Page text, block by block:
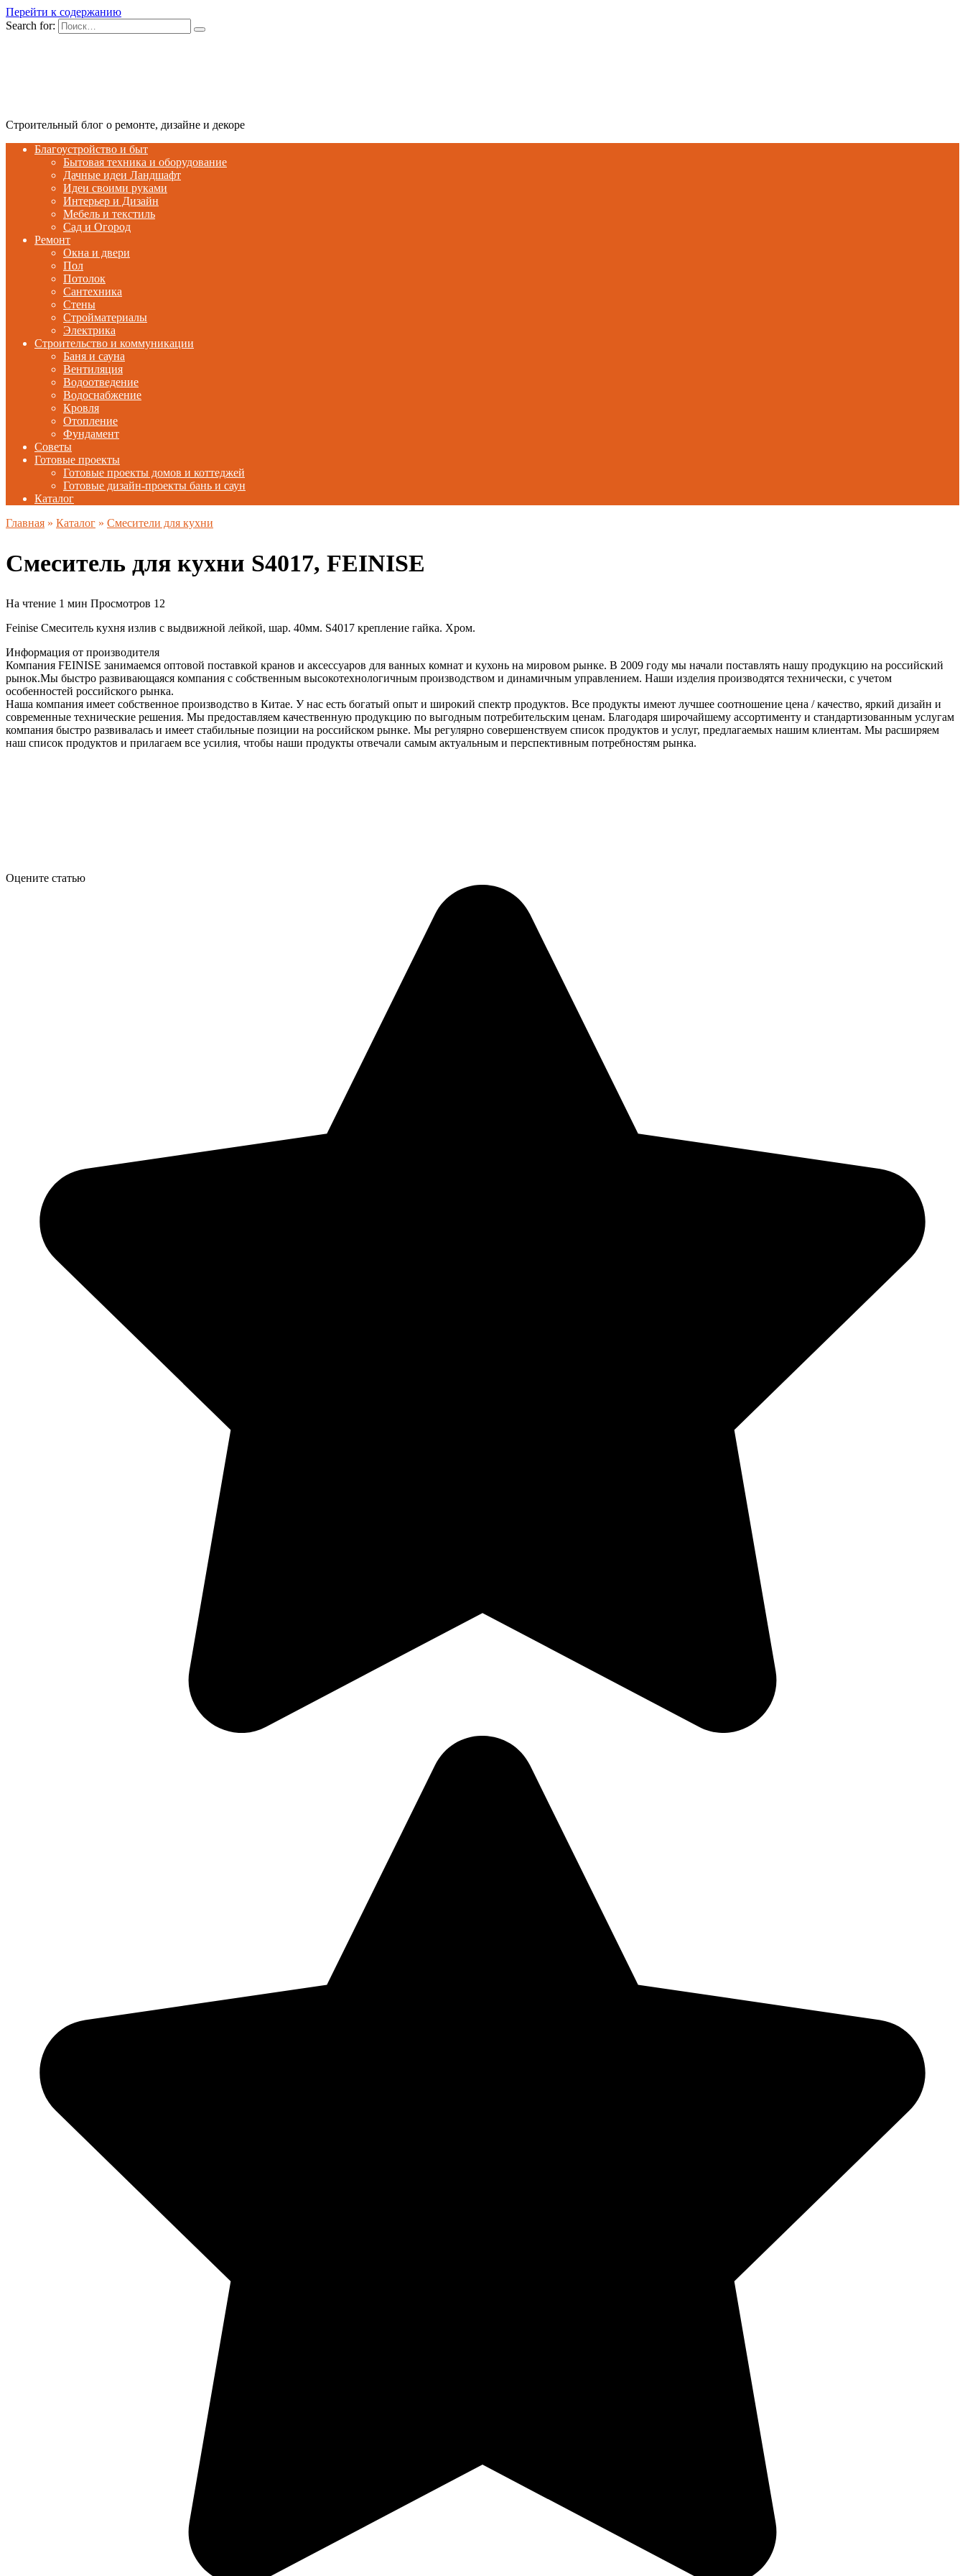
Перейти к содержанию
Search for:
Строительный блог о ремонте, дизайне и декоре
Благоустройство и быт
Бытовая техника и оборудование
Дачные идеи Ландшафт
Идеи своими руками
Интерьер и Дизайн
Мебель и текстиль
Сад и Огород
Ремонт
Окна и двери
Пол
Потолок
Сантехника
Стены
Стройматериалы
Электрика
Строительство и коммуникации
Баня и сауна
Вентиляция
Водоотведение
Водоснабжение
Кровля
Отопление
Фундамент
Советы
Готовые проекты
Готовые проекты домов и коттеджей
Готовые дизайн-проекты бань и саун
Каталог
Главная » Каталог » Смесители для кухни
Смеситель для кухни S4017, FEINISE
На чтение 1 мин Просмотров 12
Feinise Смеситель кухня излив с выдвижной лейкой, шар. 40мм. S4017 крепление гайка. Хром.
Информация от производителя
Компания FEINISE занимаемся оптовой поставкой кранов и аксессуаров для ванных комнат и кухонь на мировом рынке. В 2009 году мы начали поставлять нашу продукцию на российский
рынок.Мы быстро развивающаяся компания с собственным высокотехнологичным производством и динамичным управлением. Наши изделия производятся технически, с учетом
особенностей российского рынка.
Наша компания имеет собственное производство в Китае. У нас есть богатый опыт и широкий спектр продуктов. Все продукты имеют лучшее соотношение цена / качество, яркий дизайн и
современные технические решения. Мы предоставляем качественную продукцию по выгодным потребительским ценам. Благодаря широчайшему ассортименту и стандартизованным услугам
компания быстро развивалась и имеет стабильные позиции на российском рынке. Мы регулярно совершенствуем список продуктов и услуг, предлагаемых нашим клиентам. Мы расширяем
наш список продуктов и прилагаем все усилия, чтобы наши продукты отвечали самым актуальным и перспективным потребностям рынка.
Оцените статью